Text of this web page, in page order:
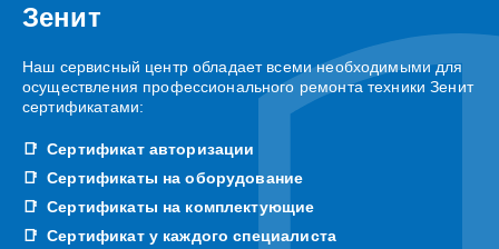
Зенит
Наш сервисный центр обладает всеми необходимыми для
осуществления профессионального ремонта техники Зенит
сертификатами:
Сертификат авторизации
Сертификаты на оборудование
Сертификаты на комплектующие
Сертификат у каждого специалиста